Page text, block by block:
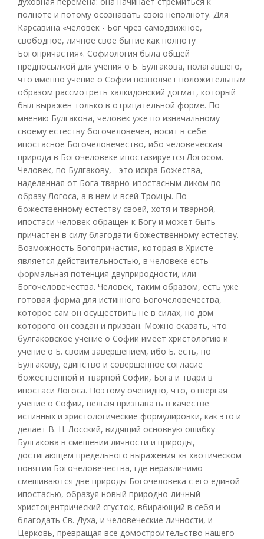
полноте и потому осознавать свою неполноту. Для
Карсавина «человек - Бог чрез самодвижное,
свободное, личное свое бытие как полноту
Богопричастия». Софиология была общей
предпосылкой для учения о Б. Булгакова, полагавшего,
что именно учение о Софии позволяет положительным
образом рассмотреть халкидонский догмат, который
был выражен только в отрицательной форме. По
мнению Булгакова, человек уже по изначальному
своему естеству богочеловечен, носит в себе
ипостасное Богочеловечество, ибо человеческая
природа в Богочеловеке ипостазируется Логосом.
Человек, по Булгакову, - это искра Божества,
наделенная от Бога тварно-ипостасным ликом по
образу Логоса, а в нем и всей Троицы. По
божественному естеству своей, хотя и тварной,
ипостаси человек обращен к Богу и может быть
причастен в силу благодати божественному естеству.
Возможность Богопричастия, которая в Христе
является действительностью, в человеке есть
формальная потенция двуприродности, или
Богочеловечества. Человек, таким образом, есть уже
готовая форма для истинного Богочеловечества,
которое сам он осуществить не в силах, но дом
которого он создан и призван. Можно сказать, что
булгаковское учение о Софии имеет христологию и
учение о Б. своим завершением, ибо Б. есть, по
Булгакову, единство и совершенное согласие
божественной и тварной Софии, Бога и твари в
ипостаси Логоса. Поэтому очевидно, что, отвергая
учение о Софии, нельзя признавать в качестве
истинных и христологические формулировки, как это и
делает В. Н. Лосский, видящий основную ошибку
Булгакова в смешении личности и природы,
достигающем предельного выражения «в хаотическом
понятии Богочеловечества, где неразличимо
смешиваются две природы Богочеловека с его единой
ипостасью, образуя новый природно-личный
христоцентрический сгусток, вбирающий в себя и
благодать Св. Духа, и человеческие личности, и
Церковь, превращая все домостроительство нашего